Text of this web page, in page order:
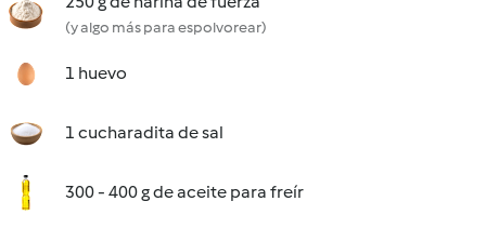
(y algo más para espolvorear)
1 huevo
1 cucharadita de sal
300 - 400 g de aceite para freír